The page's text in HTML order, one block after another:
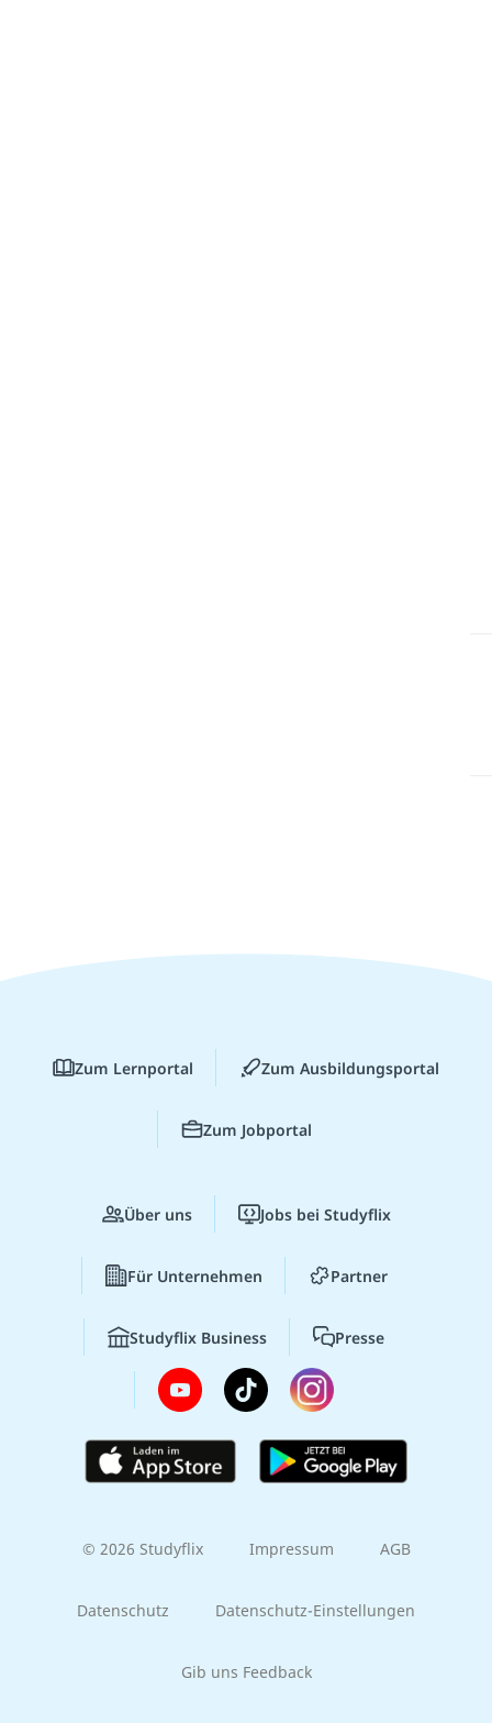
Zum Lernportal Zum Ausbildungsportal
Zum Jobportal
Über uns Jobs bei Studyflix
Für Unternehmen Partner
Studyflix Business Presse
© 2026 Studyflix Impressum AGB
Datenschutz Datenschutz-Einstellungen
Gib uns Feedback